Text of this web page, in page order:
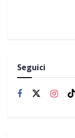
Seguici